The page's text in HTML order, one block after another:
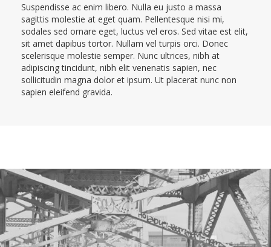
Suspendisse ac enim libero. Nulla eu justo a massa
sagittis molestie at eget quam. Pellentesque nisi mi,
sodales sed ornare eget, luctus vel eros. Sed vitae est elit,
sit amet dapibus tortor. Nullam vel turpis orci. Donec
scelerisque molestie semper. Nunc ultrices, nibh at
adipiscing tincidunt, nibh elit venenatis sapien, nec
sollicitudin magna dolor et ipsum. Ut placerat nunc non
sapien eleifend gravida.